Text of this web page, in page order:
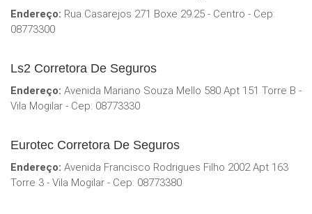
Endereço: Rua Casarejos 271 Boxe 29.25 - Centro - Cep:
08773300
Ls2 Corretora De Seguros
Endereço: Avenida Mariano Souza Mello 580 Apt 151 Torre B -
Vila Mogilar - Cep: 08773330
Eurotec Corretora De Seguros
Endereço: Avenida Francisco Rodrigues Filho 2002 Apt 163
Torre 3 - Vila Mogilar - Cep: 08773380